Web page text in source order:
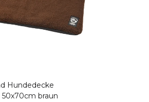
Hundedecke
50x70cm braun